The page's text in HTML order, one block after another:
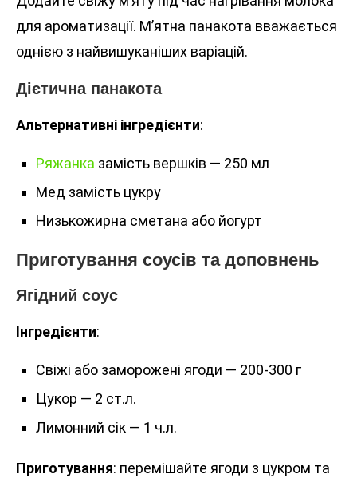
для ароматизації. М’ятна панакота вважається
однією з найвишуканіших варіацій.
Дієтична панакота
Альтернативні інгредієнти:
Ряжанка замість вершків — 250 мл
Мед замість цукру
Низькожирна сметана або йогурт
Приготування соусів та доповнень
Ягідний соус
Інгредієнти:
Свіжі або заморожені ягоди — 200-300 г
Цукор — 2 ст.л.
Лимонний сік — 1 ч.л.
Приготування: перемішайте ягоди з цукром та